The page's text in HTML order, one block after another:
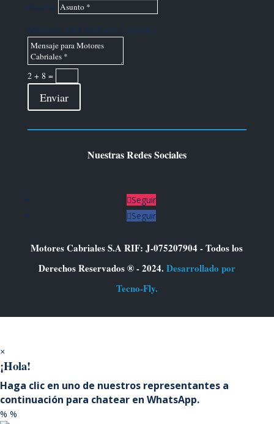
Asunto
Mensaje para Motores Cabriales
2 + 8=
Enviar
Nuestras Redes Sociales
Seguir
Seguir
Motores Cabriales S.A RIF: J-075207904 - Todos los
Derechos Reservados ® - 2024. Desarrollado por
Tecno-Fly.
×
¡Hola!
Haga clic en uno de nuestros representantes a
continuación para chatear en WhatsApp.
% %